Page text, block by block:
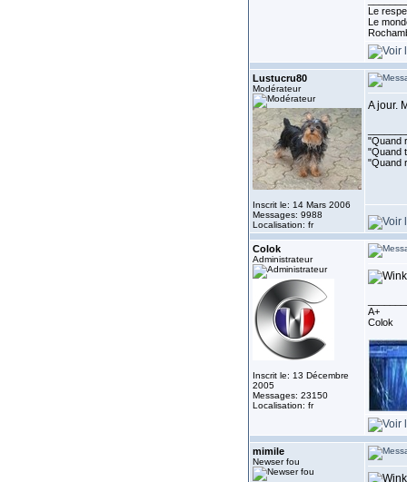
Le
Le
Lustucru80
Modérateur
Inscrit le: 14 Mars 2006
Messages: 9988
Localisation: fr
A jour.
"Quand
"Quand
"Quand
Colok
Administrateur
Inscrit le: 13 Décembre
2005
Messages: 23150
Localisation: fr
A+
Colok
mimile
Newser fou